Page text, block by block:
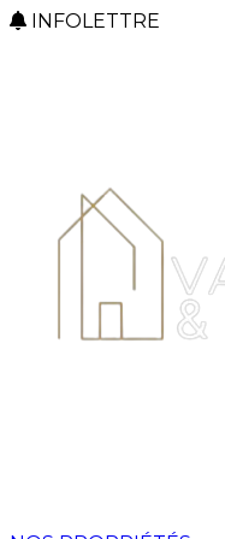
INFOLETTRE